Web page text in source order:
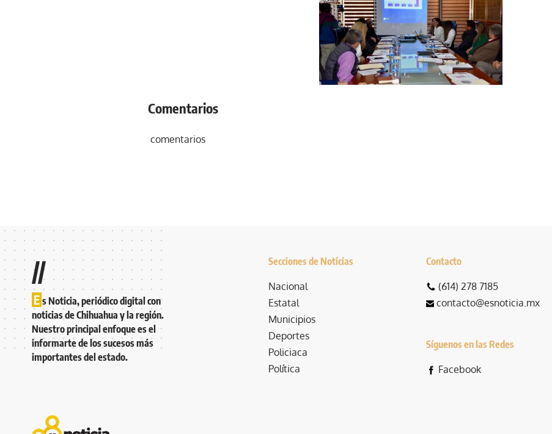
Comentarios
comentarios
//
E s Noticia, periódico digital con
noticias de Chihuahua y la región.
Nuestro principal enfoque es el
informarte de los sucesos más
importantes del estado.
Secciones de Noticias
Nacional
Estatal
Municipios
Deportes
Policiaca
Política
Contacto
(614) 278 7185
contacto@esnoticia.mx
Síguenos en las Redes
Facebook